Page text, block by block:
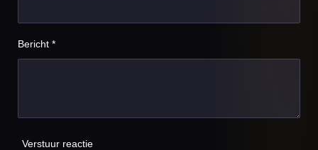
Bericht *
Verstuur reactie